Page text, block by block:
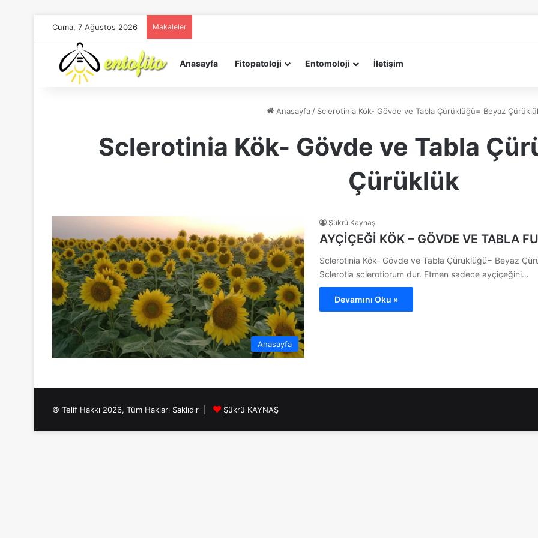
Cuma, 7 Ağustos 2026 Makaleler
Anasayfa Fitopatoloji Entomoloji İletişim
Anasayfa / Sclerotinia Kök- Gövde ve Tabla Çürüklüğü= Beyaz
Sclerotinia Kök- Gövde ve Tabla
Çürüklük
Anasayfa
Şükrü Kaynaş
AYÇİÇEĞİ KÖK – GÖVDE VE TABLA
Sclerotinia Kök- Gövde ve Tabla Çürüklüğü= Beyaz
Sclerotia sclerotiorum dur. Etmen sadece ayçiçeğini…
Devamını Oku »
© Telif Hakkı 2026, Tüm Hakları Saklıdır | Şükrü KAYNAŞ